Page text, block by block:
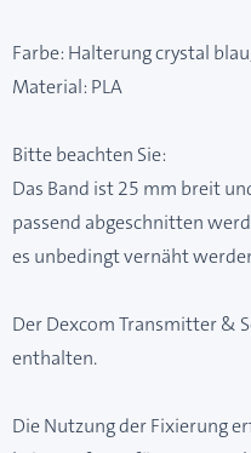
Farbe: Halterung crystal
Material: PLA
Bitte beachten Sie:
Das Band ist 25 mm breit
passend abgeschnitten
es unbedingt vernäht
Der Dexcom Transmitter &
enthalten.
Die Nutzung der Fixierung